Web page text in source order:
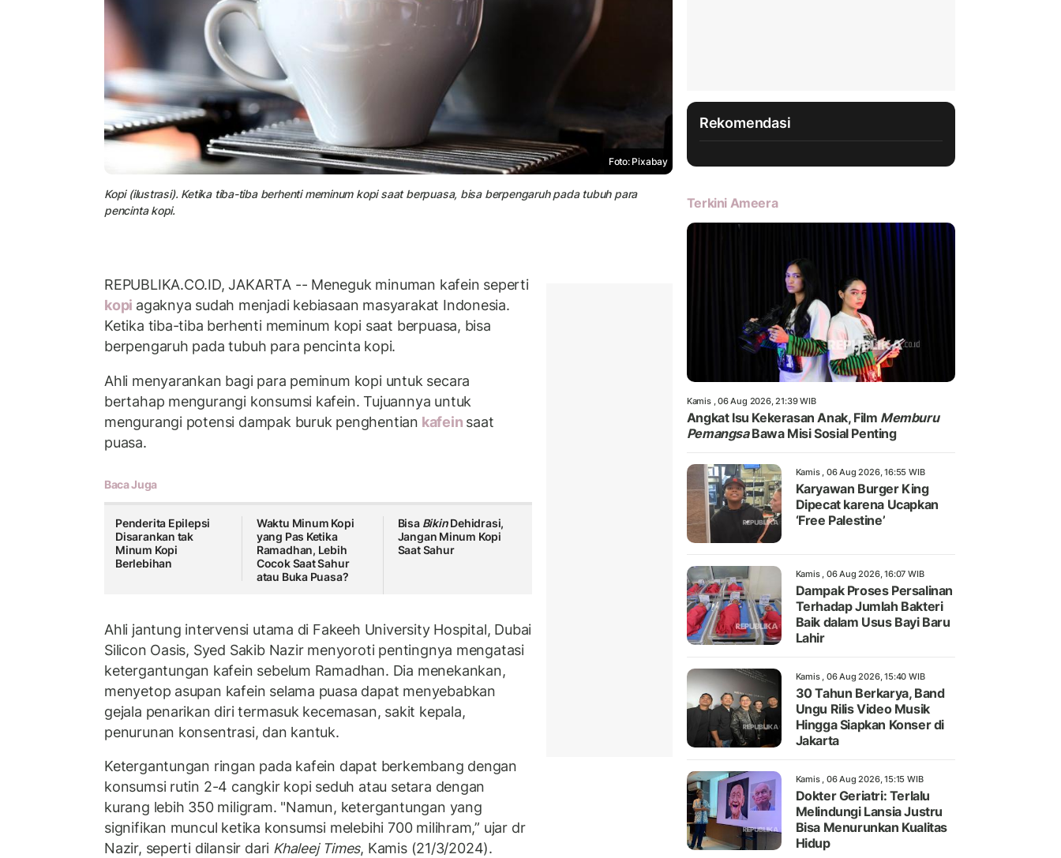
Foto: Pixabay
Kopi (ilustrasi). Ketika tiba-tiba berhenti meminum kopi saat berpuasa, bisa berpengaruh pada tubuh para
pencinta kopi.
REPUBLIKA.CO.ID, JAKARTA -- Meneguk minuman kafein seperti
kopi agaknya sudah menjadi kebiasaan masyarakat Indonesia.
Ketika tiba-tiba berhenti meminum kopi saat berpuasa, bisa
berpengaruh pada tubuh para pencinta kopi.
Ahli menyarankan bagi para peminum kopi untuk secara
bertahap mengurangi konsumsi kafein. Tujuannya untuk
mengurangi potensi dampak buruk penghentian kafein saat
puasa.
Baca Juga
Penderita Epilepsi
Disarankan tak
Minum Kopi
Berlebihan
Waktu Minum Kopi
yang Pas Ketika
Ramadhan, Lebih
Cocok Saat Sahur
atau Buka Puasa?
Bisa BikinDehidrasi,
Jangan Minum Kopi
Saat Sahur
Ahli jantung intervensi utama di Fakeeh University Hospital, Dubai
Silicon Oasis, Syed Sakib Nazir menyoroti pentingnya mengatasi
ketergantungan kafein sebelum Ramadhan. Dia menekankan,
menyetop asupan kafein selama puasa dapat menyebabkan
gejala penarikan diri termasuk kecemasan, sakit kepala,
penurunan konsentrasi, dan kantuk.
Ketergantungan ringan pada kafein dapat berkembang dengan
konsumsi rutin 2-4 cangkir kopi seduh atau setara dengan
kurang lebih 350 miligram. "Namun, ketergantungan yang
signifikan muncul ketika konsumsi melebihi 700 milihram,” ujar dr
Nazir, seperti dilansir dari Khaleej Times, Kamis (21/3/2024).
Rekomendasi
Terkini Ameera
Kamis , 06 Aug 2026, 21:39 WIB
Angkat Isu Kekerasan Anak, Film Memburu
PemangsaBawa Misi Sosial Penting
Kamis , 06 Aug 2026, 16:55 WIB
Karyawan Burger King
Dipecat karena Ucapkan
‘Free Palestine’
Kamis , 06 Aug 2026, 16:07 WIB
Dampak Proses Persalinan
Terhadap Jumlah Bakteri
Baik dalam Usus Bayi Baru
Lahir
Kamis , 06 Aug 2026, 15:40 WIB
30 Tahun Berkarya, Band
Ungu Rilis Video Musik
Hingga Siapkan Konser di
Jakarta
Kamis , 06 Aug 2026, 15:15 WIB
Dokter Geriatri: Terlalu
Melindungi Lansia Justru
Bisa Menurunkan Kualitas
Hidup